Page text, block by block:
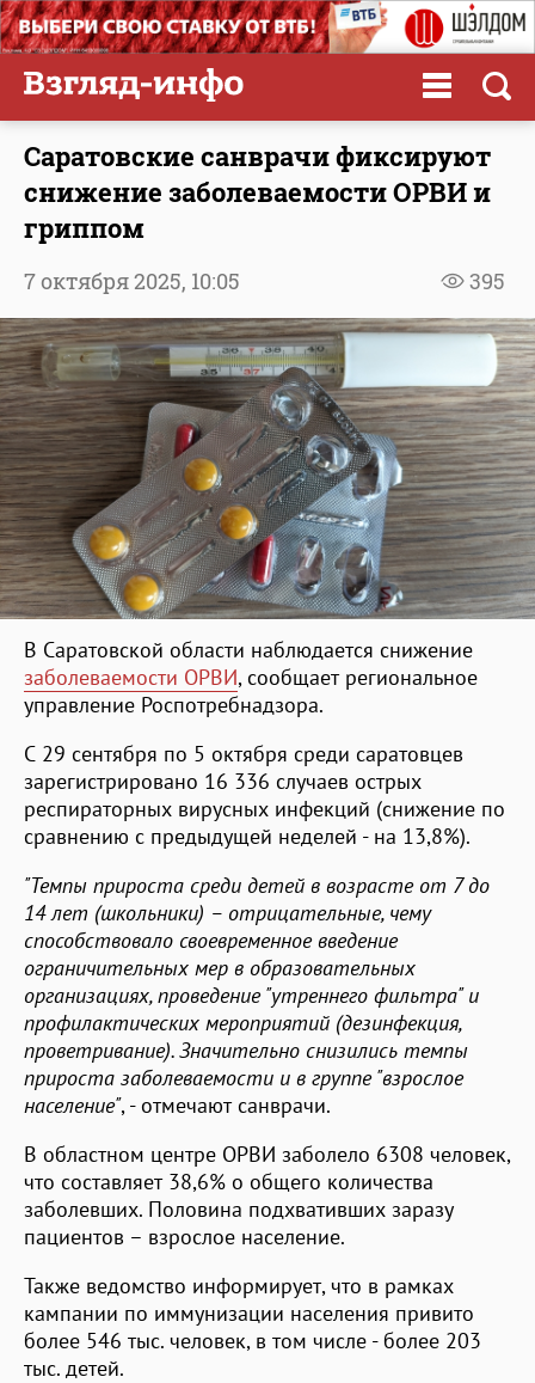
Саратовские санврачи фиксируют
снижение заболеваемости ОРВИ и
гриппом
395
7 октября 2025, 10:05
В Саратовской области наблюдается снижение
заболеваемости ОРВИ, сообщает региональное
управление Роспотребнадзора.
С 29 сентября по 5 октября среди саратовцев
зарегистрировано 16 336 случаев острых
респираторных вирусных инфекций (снижение по
сравнению с предыдущей неделей - на 13,8%).
"Темпы прироста среди детей в возрасте от 7 до
14 лет (школьники) – отрицательные, чему
способствовало своевременное введение
ограничительных мер в образовательных
организациях, проведение "утреннего фильтра" и
профилактических мероприятий (дезинфекция,
проветривание). Значительно снизились темпы
прироста заболеваемости и в группе "взрослое
население", - отмечают санврачи.
В областном центре ОРВИ заболело 6308 человек,
что составляет 38,6% о общего количества
заболевших. Половина подхвативших заразу
пациентов – взрослое население.
Также ведомство информирует, что в рамках
кампании по иммунизации населения привито
более 546 тыс. человек, в том числе - более 203
тыс. детей.